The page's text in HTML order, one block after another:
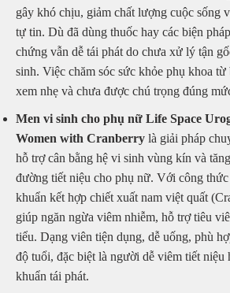
gây khó chịu, giảm chất lượng cuộc sống
tự tin. Dù đã dùng thuốc hay các biện
chứng vẫn dễ tái phát do chưa xử lý tận
sinh. Việc chăm sóc sức khỏe phụ khoa
xem nhẹ và chưa được chú trọng đúng
Men vi sinh cho phụ nữ Life Space
Women with Cranberry là giải pháp
hỗ trợ cân bằng hệ vi sinh vùng kín và
đường tiết niệu cho phụ nữ. Với công
khuẩn kết hợp chiết xuất nam việt quất
giúp ngăn ngừa viêm nhiễm, hỗ trợ tiêu
tiểu. Dạng viên tiện dụng, dễ uống, phù
độ tuổi, đặc biệt là người dễ viêm tiết niệu
khuẩn tái phát.